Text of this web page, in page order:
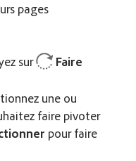
pages
sur
Faire
une ou
faire pivoter
pour faire